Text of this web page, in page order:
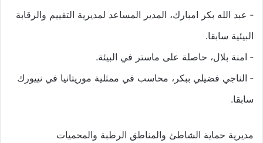
‐ عبد الله بكر امبارك، المدير المساعد لمديرية التقييم والرقابة
البيئية سابقا.
‐ امنة بلال، حاصلة على ماستر في البيئة.
‐ الناجي فضيلي ببكر، محاسب في ممثلية موريتانيا في نييورك
سابقا.
مديرية حماية الشاطئ والمناطق الرطبة والمحميات